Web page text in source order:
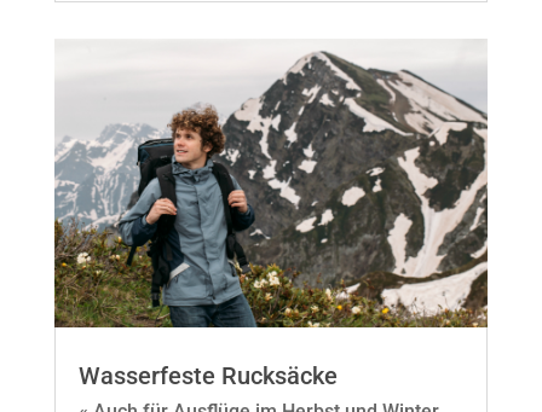
Wasserfeste Rucksäcke